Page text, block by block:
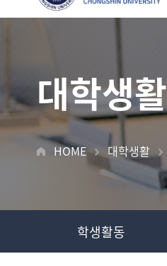
대학생활
HOME 대학생활
학생활동